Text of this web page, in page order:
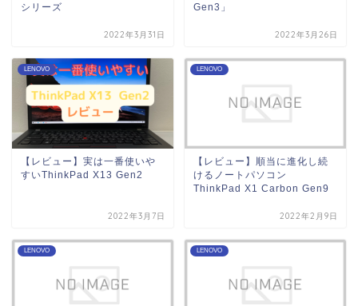
シリーズ
2022年3月31日
Gen3」
2022年3月26日
LENOVO
【レビュー】実は一番使いや
すいThinkPad X13 Gen2
2022年3月7日
LENOVO
【レビュー】順当に進化し続
けるノートパソコン
ThinkPad X1 Carbon Gen9
2022年2月9日
LENOVO LENOVO